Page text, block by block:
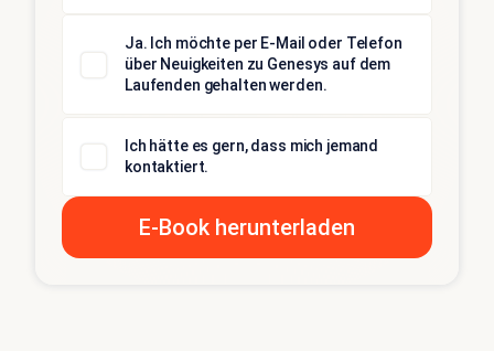
Ja. Ich möchte per E-Mail oder Telefon
über Neuigkeiten zu Genesys auf dem
Laufenden gehalten werden.
Ich hätte es gern, dass mich jemand
kontaktiert.